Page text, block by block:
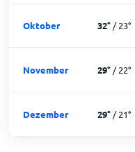
Oktober 32°/23°
November 29°/22°
Dezember 29°/21°